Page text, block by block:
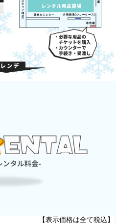
【表示価格は全て税込】